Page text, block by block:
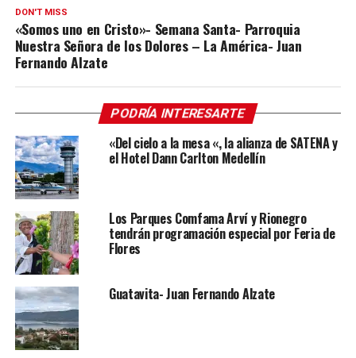
DON'T MISS
«Somos uno en Cristo»- Semana Santa- Parroquia
Nuestra Señora de los Dolores – La América- Juan
Fernando Alzate
PODRÍA INTERESARTE
«Del cielo a la mesa «, la alianza de SATENA y
el Hotel Dann Carlton Medellín
Los Parques Comfama Arví y Rionegro
tendrán programación especial por Feria de
Flores
Guatavita- Juan Fernando Alzate